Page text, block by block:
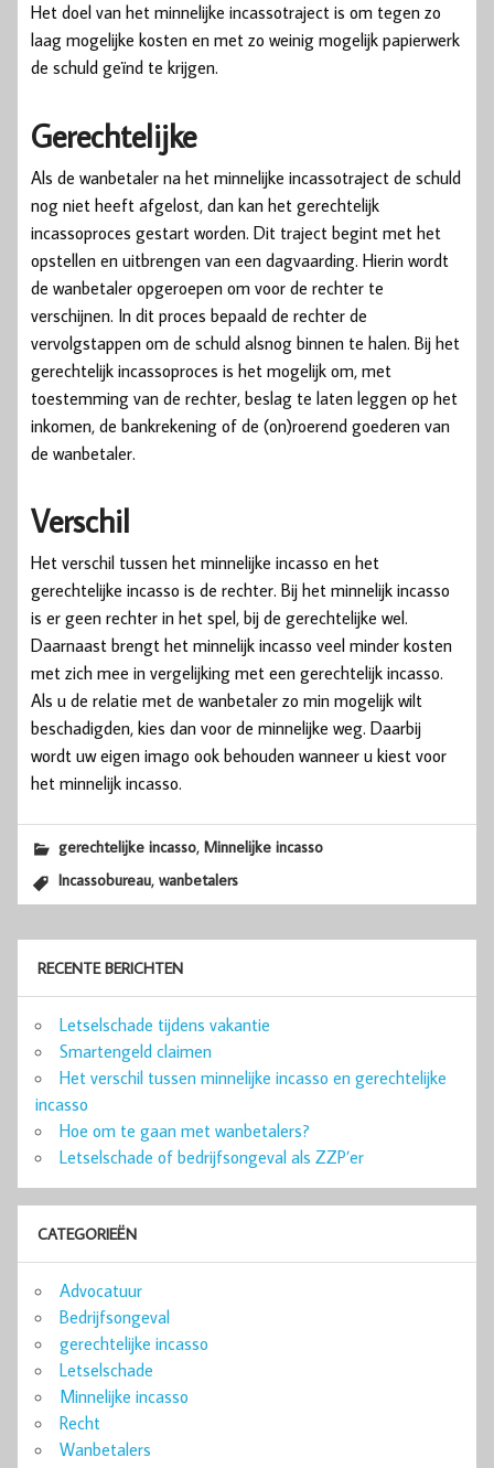
Het doel van het minnelijke incassotraject is om tegen zo
laag mogelijke kosten en met zo weinig mogelijk papierwerk
de schuld geïnd te krijgen.
Gerechtelijke
Als de wanbetaler na het minnelijke incassotraject de schuld
nog niet heeft afgelost, dan kan het gerechtelijk
incassoproces gestart worden. Dit traject begint met het
opstellen en uitbrengen van een dagvaarding. Hierin wordt
de wanbetaler opgeroepen om voor de rechter te
verschijnen. In dit proces bepaald de rechter de
vervolgstappen om de schuld alsnog binnen te halen. Bij het
gerechtelijk incassoproces is het mogelijk om, met
toestemming van de rechter, beslag te laten leggen op het
inkomen, de bankrekening of de (on)roerend goederen van
de wanbetaler.
Verschil
Het verschil tussen het minnelijke incasso en het
gerechtelijke incasso is de rechter. Bij het minnelijk incasso
is er geen rechter in het spel, bij de gerechtelijke wel.
Daarnaast brengt het minnelijk incasso veel minder kosten
met zich mee in vergelijking met een gerechtelijk incasso.
Als u de relatie met de wanbetaler zo min mogelijk wilt
beschadigden, kies dan voor de minnelijke weg. Daarbij
wordt uw eigen imago ook behouden wanneer u kiest voor
het minnelijk incasso.
gerechtelijke incasso,Minnelijke incasso
Incassobureau,wanbetalers
RECENTE BERICHTEN
Letselschade tijdens vakantie
Smartengeld claimen
Het verschil tussen minnelijke incasso en gerechtelijke
incasso
Hoe om te gaan met wanbetalers?
Letselschade of bedrijfsongeval als ZZP’er
CATEGORIEËN
Advocatuur
Bedrijfsongeval
gerechtelijke incasso
Letselschade
Minnelijke incasso
Recht
Wanbetalers